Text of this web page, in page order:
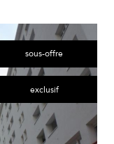
sous-offre
exclusif